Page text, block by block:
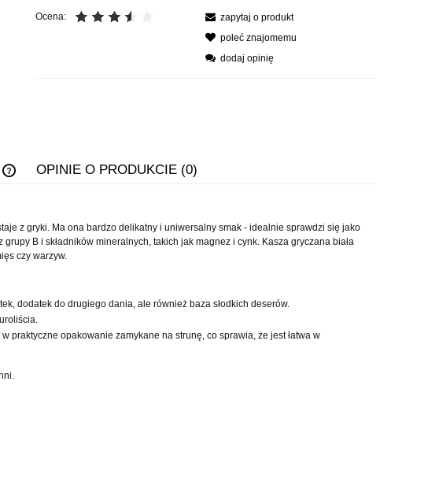
Ocena:
zapytaj o produkt
poleć znajomemu
dodaj opinię
KOSZTÓW PŁATNOŚCI
OPINIE O PRODUKCIE (0)
z gryki. Ma ona bardzo delikatny i uniwersalny smak - idealnie sprawdzi się jako
B i składników mineralnych, takich jak magnez i cynk. Kasza gryczana biała
czy warzyw.
dodatek do drugiego dania, ale również baza słodkich deserów.
praktyczne opakowanie zamykane na strunę, co sprawia, że jest łatwa w